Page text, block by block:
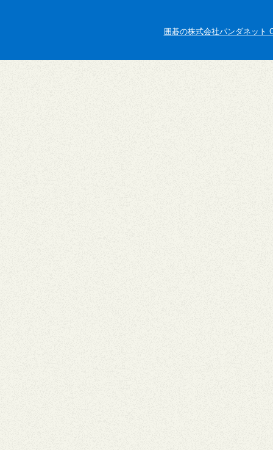
囲碁の株式会社パンダネット